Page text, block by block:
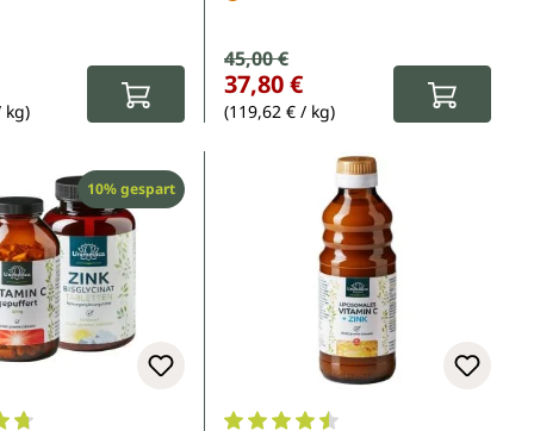
kg)
Verkaufspreis:
Regulärer Preis:
45,00 €
37,80 €
(119,62 € / kg)
Rabatt
10% gespart